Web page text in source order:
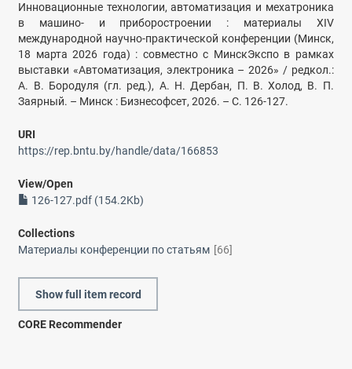
Инновационные технологии, автоматизация и мехатроника
в машино- и приборостроении : материалы ХIV
международной научно-практической конференции (Минск,
18 марта 2026 года) : совместно с МинскЭкспо в рамках
выставки «Автоматизация, электроника – 2026» / редкол.:
А. В. Бородуля (гл. ред.), А. Н. Дербан, П. В. Холод, В. П.
Заярный. – Минск : Бизнесофсет, 2026. – С. 126-127.
URI
https://rep.bntu.by/handle/data/166853
View/Open
126-127.pdf (154.2Kb)
Collections
Материалы конференции по статьям [66]
Show full item record
CORE Recommender